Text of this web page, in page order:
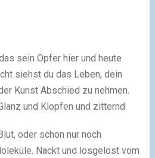
sein Opfer hier und heute
siehst du das Leben, dein
Kunst Abschied zu nehmen.
und Klopfen und zitternd.
oder schon nur noch
Nackt und losgelöst vom